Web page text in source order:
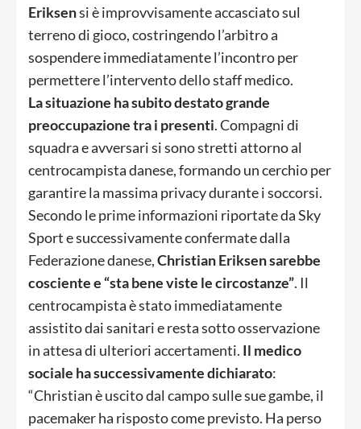
Eriksensi è improvvisamente accasciato sul
terreno di gioco, costringendo l’arbitro a
sospendere immediatamente l’incontro per
permettere l’intervento dello staff medico.
La situazione ha subito destato grande
preoccupazione tra i presenti. Compagni di
squadra e avversari si sono stretti attorno al
centrocampista danese, formando un cerchio per
garantire la massima privacy durante i soccorsi.
Secondo le prime informazioni riportate da Sky
Sport e successivamente confermate dalla
Federazione danese,Christian Eriksen sarebbe
cosciente e “sta bene viste le circostanze”. Il
centrocampista è stato immediatamente
assistito dai sanitari e resta sotto osservazione
in attesa di ulteriori accertamenti. Il medico
sociale ha successivamente dichiarato:
“Christian è uscito dal campo sulle sue gambe, il
pacemaker ha risposto come previsto. Ha perso